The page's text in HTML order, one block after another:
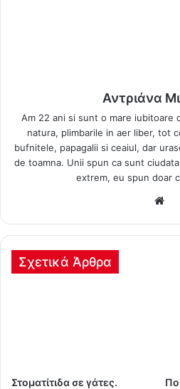
Αντριάνα
Am 22 ani si sunt o mare iubitoare
natura, plimbarile in aer liber, tot
bufnitele, papagalii si ceaiul, dar
de toamna. Unii spun ca sunt
extrem, eu spun doar
Σχετικά Άρθρα
Στοματίτιδα σε γάτες.